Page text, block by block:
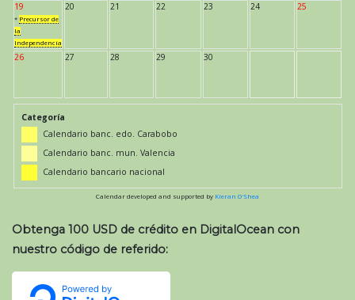
19
* Precursor de
la
Independencia
20 21 22 23 24 25
26 27 28 29 30
Categoría
Calendario banc. edo. Carabobo
Calendario banc. mun. Valencia
Calendario bancario nacional
Calendar developed and supported by Kieran O'Shea
Obtenga 100 USD de crédito en DigitalOcean con
nuestro código de referido: